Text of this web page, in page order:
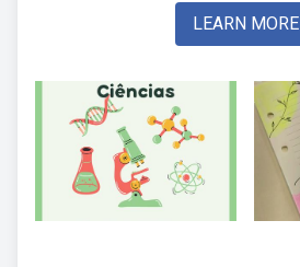
LEARN MORE